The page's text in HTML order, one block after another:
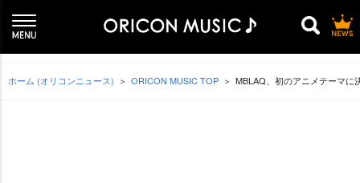
ホーム (オリコンニュース) ORICON MUSIC TOP MBLAQ、初のアニメテーマに